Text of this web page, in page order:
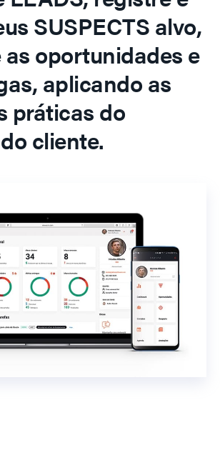
SUSPECTS alvo,
oportunidades e
aplicando as
práticas do
cliente.